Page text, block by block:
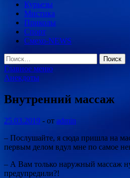
Курьезы
Мистика
Приколы
Спорт
Смехо-NEWS
Найти:
Главное меню
Анекдоты
Внутренний массаж
25.03.2019 - от admin
– Послушайте, я сюда пришла на
первым делом вдул мне по самое
– А Вам только наружный массаж
предупредили?!